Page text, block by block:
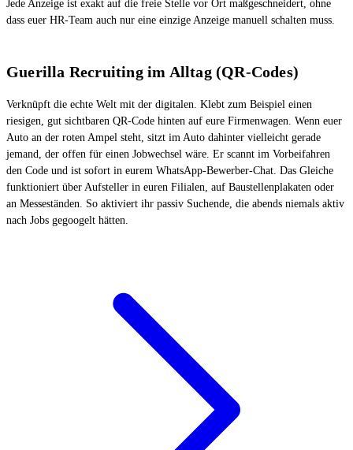
Jede Anzeige ist exakt auf die freie Stelle vor Ort maßgeschneidert, ohne
dass euer HR-Team auch nur eine einzige Anzeige manuell schalten muss.
Guerilla Recruiting im Alltag (QR-Codes)
Verknüpft die echte Welt mit der digitalen. Klebt zum Beispiel einen
riesigen, gut sichtbaren QR-Code hinten auf eure Firmenwagen. Wenn euer
Auto an der roten Ampel steht, sitzt im Auto dahinter vielleicht gerade
jemand, der offen für einen Jobwechsel wäre. Er scannt im Vorbeifahren
den Code und ist sofort in eurem WhatsApp-Bewerber-Chat. Das Gleiche
funktioniert über Aufsteller in euren Filialen, auf Baustellenplakaten oder
an Messeständen. So aktiviert ihr passiv Suchende, die abends niemals aktiv
nach Jobs gegoogelt hätten.